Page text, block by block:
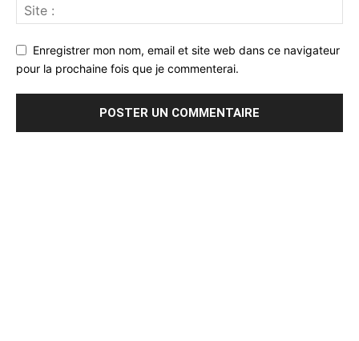
Enregistrer mon nom, email et site web dans ce navigateur
pour la prochaine fois que je commenterai.